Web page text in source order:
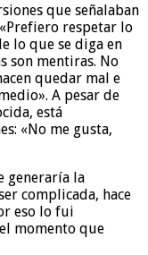
que señalaban
respetar lo
lo que se diga en
son mentiras. No
quedar mal e
A pesar de
está
«No me gusta,
generaría la
complicada, hace
eso lo fui
momento que